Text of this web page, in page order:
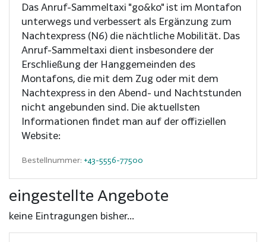
Das Anruf-Sammeltaxi "go&ko" ist im Montafon
unterwegs und verbessert als Ergänzung zum
Nachtexpress (N6) die nächtliche Mobilität. Das
Anruf-Sammeltaxi dient insbesondere der
Erschließung der Hanggemeinden des
Montafons, die mit dem Zug oder mit dem
Nachtexpress in den Abend- und Nachtstunden
nicht angebunden sind. Die aktuellsten
Informationen findet man auf der offiziellen
Website:
Bestellnummer: +43-5556-77500
eingestellte Angebote
keine Eintragungen bisher...